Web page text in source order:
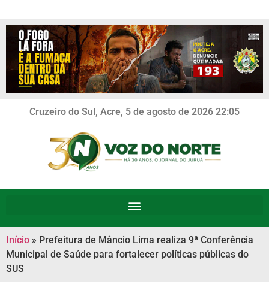
Cruzeiro do Sul, Acre, 5 de agosto de 2026 22:05
Início » Prefeitura de Mâncio Lima realiza 9ª Conferência
Municipal de Saúde para fortalecer políticas públicas do
SUS